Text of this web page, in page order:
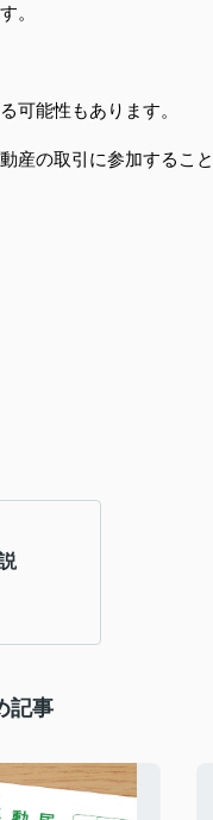
。
可能性もあります。
産の取引に参加すること
記事